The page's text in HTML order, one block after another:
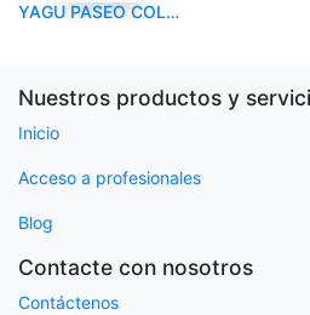
YAGU PASEO COLLAR MARTINGALE TRIBU
Nuestros productos y
Inicio
Acceso a profesionales
Blog
Contacte con nosotros
Contáctenos